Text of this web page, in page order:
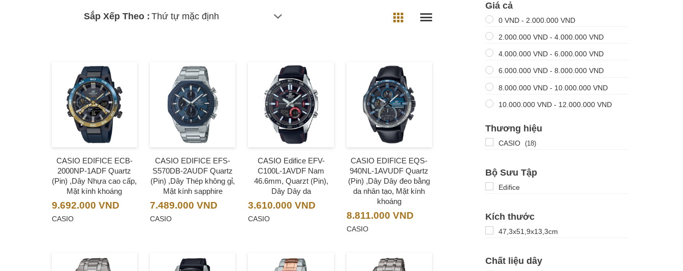
Sắp Xếp Theo :
CASIO EDIFICE ECB-
2000NP-1ADF Quartz
(Pin) ,Dây Nhựa cao cấp,
Mặt kính khoáng
9.692.000 VND
CASIO
CASIO EDIFICE EFS-
S570DB-2AUDF Quartz
(Pin) ,Dây Thép không gỉ,
Mặt kính sapphire
7.489.000 VND
CASIO
CASIO Edifice EFV-
C100L-1AVDF Nam
46.6mm, Quarzt (Pin),
Dây Dây da
3.610.000VND
CASIO
CASIO EDIFICE EQS-
940NL-1AVUDF Quartz
(Pin) ,Dây Dây đeo bằng
da nhân tạo, Mặt kính
khoáng
8.811.000 VND
CASIO
Giá cả
0VND - 2.000.000VND
2.000.000VND -4.000.000VND
4.000.000VND -6.000.000VND
6.000.000VND -8.000.000VND
8.000.000VND - 10.000.000VND
10.000.000VND - 12.000.000VND
Thương hiệu
CASIO (18)
Bộ Sưu Tập
Edifice
Kích thước
47,3x51,9x13,3cm
Chất liệu dây